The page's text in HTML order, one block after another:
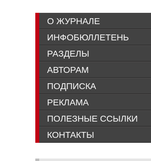
О ЖУРНАЛЕ
ИНФОБЮЛЛЕТЕНЬ
РАЗДЕЛЫ
АВТОРАМ
ПОДПИСКА
РЕКЛАМА
ПОЛЕЗНЫЕ ССЫЛКИ
КОНТАКТЫ